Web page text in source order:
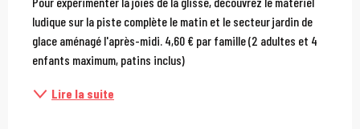
ludique sur la piste complète le matin et le secteur jardin de
glace aménagé l'après-midi. 4,60 € par famille (2 adultes et 4
enfants maximum, patins inclus)
Lire la suite